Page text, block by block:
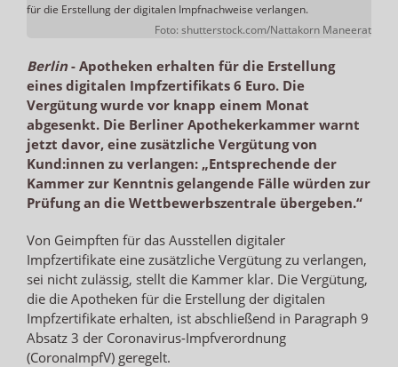
für die Erstellung der digitalen Impfnachweise verlangen.
Foto: shutterstock.com/Nattakorn Maneerat
Berlin- Apotheken erhalten für die Erstellung
eines digitalen Impfzertifikats 6 Euro. Die
Vergütung wurde vor knapp einem Monat
abgesenkt. Die Berliner Apothekerkammer warnt
jetzt davor, eine zusätzliche Vergütung von
Kund:innen zu verlangen: „Entsprechende der
Kammer zur Kenntnis gelangende Fälle würden zur
Prüfung an die Wettbewerbszentrale übergeben.“
Von Geimpften für das Ausstellen digitaler
Impfzertifikate eine zusätzliche Vergütung zu verlangen,
sei nicht zulässig, stellt die Kammer klar. Die Vergütung,
die die Apotheken für die Erstellung der digitalen
Impfzertifikate erhalten, ist abschließend in Paragraph 9
Absatz 3 der Coronavirus-Impfverordnung
(CoronaImpfV) geregelt.